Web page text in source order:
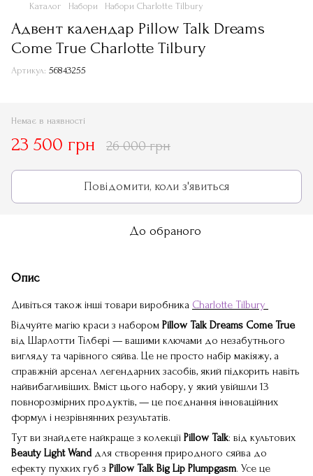
Каталог Набори Набори Charlotte Tilbury
Адвент календар Pillow Talk Dreams
Come True Charlotte Tilbury
Артикул: 56843255
Немає в наявності
23 500 грн 26 000 грн
Повідомити, коли з'явиться
До обраного
Опис
Дивіться також інші товари виробника Charlotte Tilbury
Відчуйте магію краси з набором Pillow Talk Dreams Come True
від Шарлотти Тілбері — вашими ключами до незабутнього
вигляду та чарівного сяйва. Це не просто набір макіяжу, а
справжній арсенал легендарних засобів, який підкорить навіть
найвибагливіших. Вміст цього набору, у який увійшли 13
повнорозмірних продуктів, — це поєднання інноваційних
формул і незрівнянних результатів.
Тут ви знайдете найкраще з колекції Pillow Talk: від культових
Beauty Light Wand для створення природного сяйва до
ефекту пухких губ з Pillow Talk Big Lip Plumpgasm. Усе це